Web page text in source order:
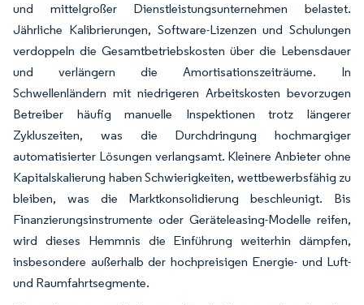
und mittelgroßer Dienstleistungsunternehmen belastet.
Jährliche Kalibrierungen, Software-Lizenzen und Schulungen
verdoppeln die Gesamtbetriebskosten über die Lebensdauer
und verlängern die Amortisationszeiträume. In
Schwellenländern mit niedrigeren Arbeitskosten bevorzugen
Betreiber häufig manuelle Inspektionen trotz längerer
Zykluszeiten, was die Durchdringung hochmargiger
automatisierter Lösungen verlangsamt. Kleinere Anbieter ohne
Kapitalskalierung haben Schwierigkeiten, wettbewerbsfähig zu
bleiben, was die Marktkonsolidierung beschleunigt. Bis
Finanzierungsinstrumente oder Geräteleasing-Modelle reifen,
wird dieses Hemmnis die Einführung weiterhin dämpfen,
insbesondere außerhalb der hochpreisigen Energie- und Luft-
und Raumfahrtsegmente.